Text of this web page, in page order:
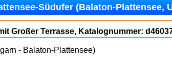
Südufer (Balaton-Plattensee,
Großer Terrasse, Katalognummer:
- Balaton-Plattensee)